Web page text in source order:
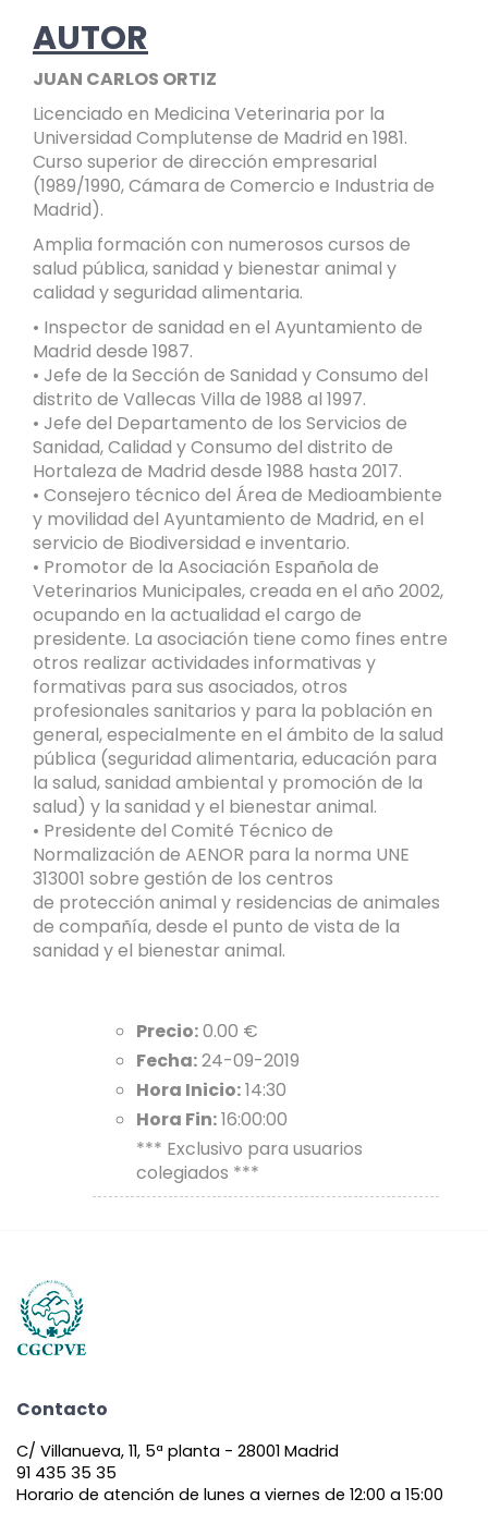
AUTOR
JUAN CARLOS ORTIZ
Licenciado en Medicina Veterinaria por la
Universidad Complutense de Madrid en 1981.
Curso superior de dirección empresarial
(1989/1990, Cámara de Comercio e Industria de
Madrid).
Amplia formación con numerosos cursos de
salud pública, sanidad y bienestar animal y
calidad y seguridad alimentaria.
• Inspector de sanidad en el Ayuntamiento de
Madrid desde 1987.
• Jefe de la Sección de Sanidad y Consumo del
distrito de Vallecas Villa de 1988 al 1997.
• Jefe del Departamento de los Servicios de
Sanidad, Calidad y Consumo del distrito de
Hortaleza de Madrid desde 1988 hasta 2017.
• Consejero técnico del Área de Medioambiente
y movilidad del Ayuntamiento de Madrid, en el
servicio de Biodiversidad e inventario.
• Promotor de la Asociación Española de
Veterinarios Municipales, creada en el año 2002,
ocupando en la actualidad el cargo de
presidente. La asociación tiene como fines entre
otros realizar actividades informativas y
formativas para sus asociados, otros
profesionales sanitarios y para la población en
general, especialmente en el ámbito de la salud
pública (seguridad alimentaria, educación para
la salud, sanidad ambiental y promoción de la
salud) y la sanidad y el bienestar animal.
• Presidente del Comité Técnico de
Normalización de AENOR para la norma UNE
313001 sobre gestión de los centros
de protección animal y residencias de animales
de compañía, desde el punto de vista de la
sanidad y el bienestar animal.
Precio:0.00 €
Fecha:24-09-2019
Hora Inicio:14:30
Hora Fin:16:00:00
*** Exclusivo para usuarios
colegiados ***
Contacto
C/ Villanueva, 11, 5ª planta - 28001 Madrid
91 435 35 35
Horario de atención de lunes a viernes de 12:00 a 15:00